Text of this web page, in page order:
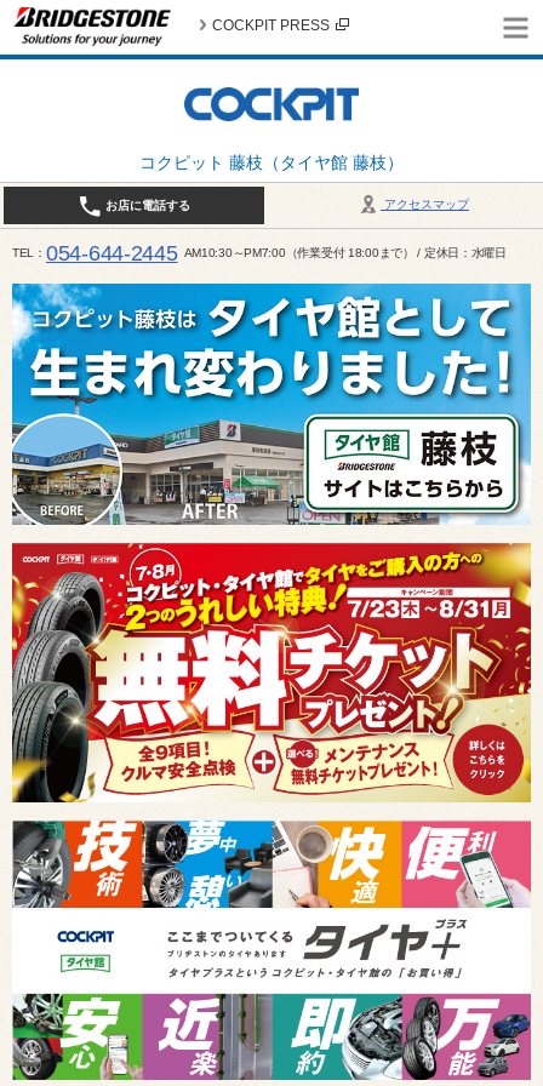
コクピット 藤枝（タイヤ館 藤枝）
COCKPIT PRESS
アクセスマップ
お店に電話する
TEL 054-644-2445 AM10:30～PM7:00（作業受付 18:00まで） / 定休日：水曜日